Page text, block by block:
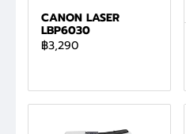
CANON LASER
LBP6030
฿3,290